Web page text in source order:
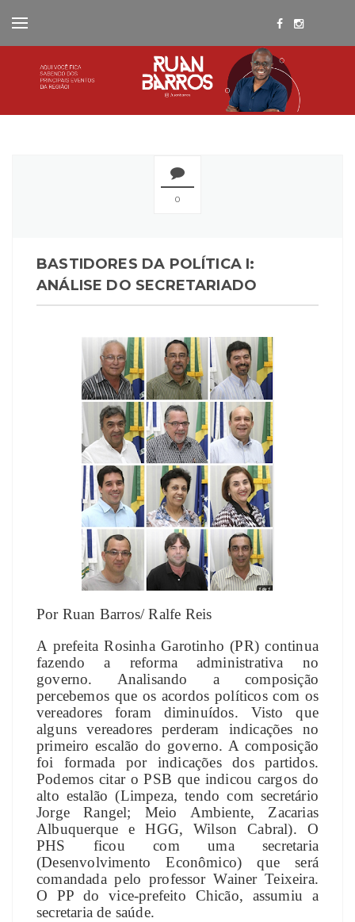
0
BASTIDORES DA POLÍTICA I:
ANÁLISE DO SECRETARIADO
Por Ruan Barros/ Ralfe Reis
A prefeita Rosinha Garotinho (PR) continua
fazendo a reforma administrativa no
governo. Analisando a composição
percebemos que os acordos políticos com os
vereadores foram diminuídos. Visto que
alguns vereadores perderam indicações no
primeiro escalão do governo. A composição
foi formada por indicações dos partidos.
Podemos citar o PSB que indicou cargos do
alto estalão (Limpeza, tendo com secretário
Jorge Rangel; Meio Ambiente, Zacarias
Albuquerque e HGG, Wilson Cabral). O
PHS ficou com uma secretaria
(Desenvolvimento Econômico) que será
comandada pelo professor Wainer Teixeira.
O PP do vice-prefeito Chicão, assumiu a
secretaria de saúde.